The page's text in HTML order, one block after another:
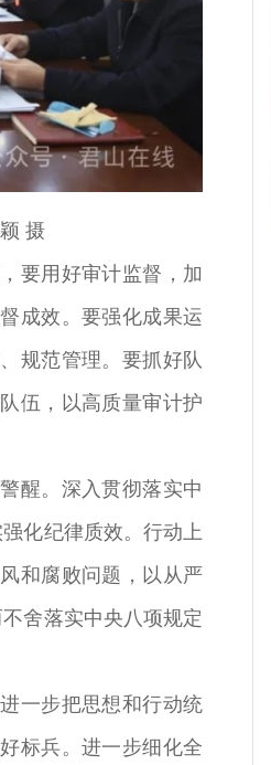
摄
要用好审计监督，加
成效。要强化成果运
规范管理。要抓好队
伍，以高质量审计护
醒。深入贯彻落实中
化纪律质效。行动上
和腐败问题，以从严
舍落实中央八项规定
一步把思想和行动统
标兵。进一步细化全